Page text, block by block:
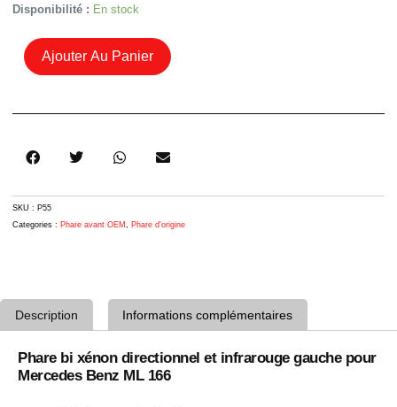
Disponibilité : En stock
Quantité
Phare
Xénon
Directionnel
W166
Ajouter Au Panier
SKU : P55
Categories : Phare avant OEM , Phare d'origine
Description Informations complémentaires
Phare bi xénon directionnel et infrarouge gauche pour
Mercedes Benz ML 166